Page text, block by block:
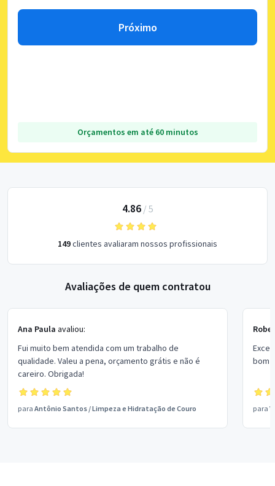
Próximo
Orçamentos em até 60 minutos
4.86/ 5
149clientes avaliaram nossos profissionais
Avaliações de quem contratou
Ana Paula avaliou:
Fui muito bem atendida com um trabalho de
qualidade. Valeu a pena, orçamento grátis e não é
careiro. Obrigada!
para Antônio Santos /Limpeza e Hidratação de Couro
bom
para